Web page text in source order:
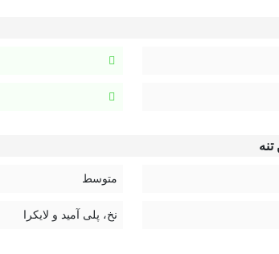
متوسط
نخ، پلی آمید و لایکرا